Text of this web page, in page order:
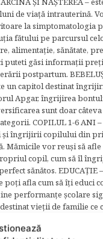
de viaţă intrauterină.
la simptomatologia
fătului pe parcursul
alimentaţie, sănătate,
puteti găsi informaţii
postpartum.
un capitol destinat
Apgar, îngrijirea
sunt doar
COPILUL 1-6 ANI
şi îngrijirii copilului din
Mămicile vor reuşi să afle
copil, cum să îl
sănătos. EDUCAŢIE
poţi afla cum să îţi educi
performanţe şcolare
vieţii de familie ce
dedicat copiilor valoroși